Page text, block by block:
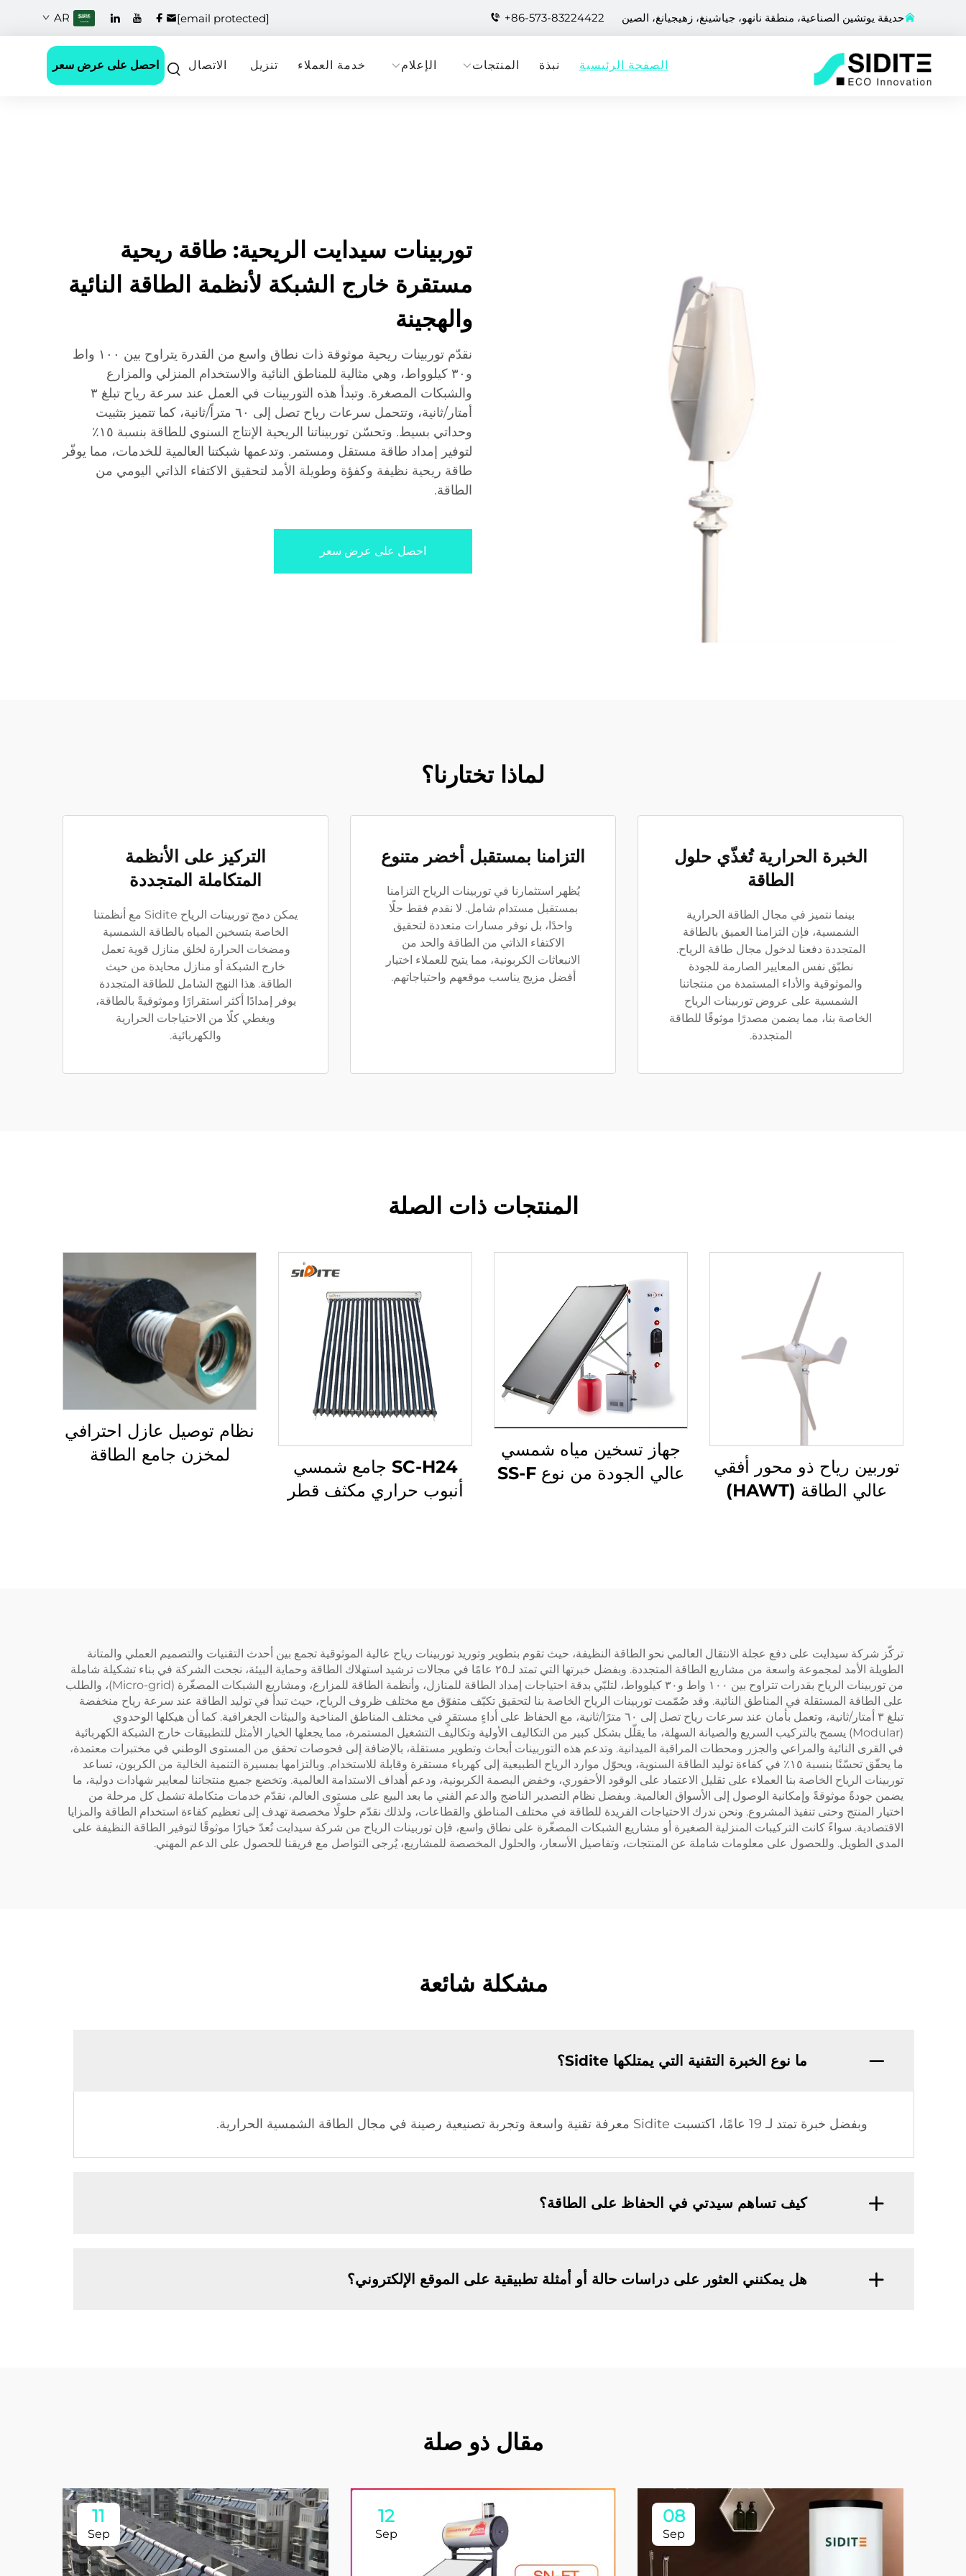
حديقة يوتشين الصناعية، منطقة نانهو، جياشينغ، زهيجيانغ، الصين +86-573-83224422
[email protected]
AR
الصفحة الرئيسية نبذة المنتجات الإعلام خدمة العملاء تنزيل الاتصال احصل على عرض سعر
توربينات سيدايت الريحية: طاقة ريحية
مستقرة خارج الشبكة لأنظمة الطاقة النائية
والهجينة
نقدّم توربينات ريحية موثوقة ذات نطاق واسع من القدرة يتراوح بين ١٠٠ واط
و٣٠ كيلوواط، وهي مثالية للمناطق النائية والاستخدام المنزلي والمزارع
والشبكات المصغرة. وتبدأ هذه التوربينات في العمل عند سرعة رياح تبلغ ٣
أمتار/ثانية، وتتحمل سرعات رياح تصل إلى ٦٠ متراً/ثانية، كما تتميز بتثبيت
وحداتي بسيط. وتحسّن توربيناتنا الريحية الإنتاج السنوي للطاقة بنسبة ١٥٪
لتوفير إمداد طاقة مستقل ومستمر. وتدعمها شبكتنا العالمية للخدمات، مما يوفّر
طاقة ريحية نظيفة وكفؤة وطويلة الأمد لتحقيق الاكتفاء الذاتي اليومي من
الطاقة.
احصل على عرض سعر
لماذا تختارنا؟
الخبرة الحرارية تُغذّي حلول
الطاقة
بينما نتميز في مجال الطاقة الحرارية
الشمسية، فإن التزامنا العميق بالطاقة
المتجددة دفعنا لدخول مجال طاقة الرياح.
نطبّق نفس المعايير الصارمة للجودة
والموثوقية والأداء المستمدة من منتجاتنا
الشمسية على عروض توربينات الرياح
الخاصة بنا، مما يضمن مصدرًا موثوقًا للطاقة
المتجددة.
التزامنا بمستقبل أخضر متنوع
يُظهر استثمارنا في توربينات الرياح التزامنا
بمستقبل مستدام شامل. لا نقدم فقط حلًا
واحدًا، بل نوفر مسارات متعددة لتحقيق
الاكتفاء الذاتي من الطاقة والحد من
الانبعاثات الكربونية، مما يتيح للعملاء اختيار
أفضل مزيج يناسب موقعهم واحتياجاتهم.
التركيز على الأنظمة
المتكاملة المتجددة
يمكن دمج توربينات الرياح Sidite مع أنظمتنا
الخاصة بتسخين المياه بالطاقة الشمسية
ومضخات الحرارة لخلق منازل قوية تعمل
خارج الشبكة أو منازل محايدة من حيث
الطاقة. هذا النهج الشامل للطاقة المتجددة
يوفر إمدادًا أكثر استقرارًا وموثوقيةً بالطاقة،
ويغطي كلًا من الاحتياجات الحرارية
والكهربائية.
المنتجات ذات الصلة
توربين رياح ذو محور أفقي
عالي الطاقة (HAWT)
جهاز تسخين مياه شمسي
عالي الجودة من نوع SS-F
SC-H24 جامع شمسي
أنبوب حراري مكثف قطر
نظام توصيل عازل احترافي
لمخزن جامع الطاقة
تركّز شركة سيدايت على دفع عجلة الانتقال العالمي نحو الطاقة النظيفة، حيث تقوم بتطوير وتوريد توربينات رياح عالية الموثوقية تجمع بين أحدث التقنيات والتصميم العملي والمتانة
الطويلة الأمد لمجموعة واسعة من مشاريع الطاقة المتجددة. وبفضل خبرتها التي تمتد لـ٢٥ عامًا في مجالات ترشيد استهلاك الطاقة وحماية البيئة، نجحت الشركة في بناء تشكيلة شاملة
من توربينات الرياح بقدرات تتراوح بين ١٠٠ واط و٣٠ كيلوواط، لتلبّي بدقة احتياجات إمداد الطاقة للمنازل، وأنظمة الطاقة للمزارع، ومشاريع الشبكات المصغّرة (Micro-grid)، والطلب
على الطاقة المستقلة في المناطق النائية. وقد صُمّمت توربينات الرياح الخاصة بنا لتحقيق تكيّف متفوّق مع مختلف ظروف الرياح، حيث تبدأ في توليد الطاقة عند سرعة رياح منخفضة
تبلغ ٣ أمتار/ثانية، وتعمل بأمان عند سرعات رياح تصل إلى ٦٠ مترًا/ثانية، مع الحفاظ على أداءٍ مستقرٍ في مختلف المناطق المناخية والبيئات الجغرافية. كما أن هيكلها الوحدوي
(Modular) يسمح بالتركيب السريع والصيانة السهلة، ما يقلّل بشكل كبير من التكاليف الأولية وتكاليف التشغيل المستمرة، مما يجعلها الخيار الأمثل للتطبيقات خارج الشبكة الكهربائية
في القرى النائية والمراعي والجزر ومحطات المراقبة الميدانية. وتدعم هذه التوربينات أبحاث وتطوير مستقلة، بالإضافة إلى فحوصات تحقق من المستوى الوطني في مختبرات معتمدة،
ما يحقّق تحسّنًا بنسبة ١٥٪ في كفاءة توليد الطاقة السنوية، ويحوّل موارد الرياح الطبيعية إلى كهرباء مستقرة وقابلة للاستخدام. وبالتزامها بمسيرة التنمية الخالية من الكربون، تساعد
توربينات الرياح الخاصة بنا العملاء على تقليل الاعتماد على الوقود الأحفوري، وخفض البصمة الكربونية، ودعم أهداف الاستدامة العالمية. وتخضع جميع منتجاتنا لمعايير شهادات دولية، ما
يضمن جودةً موثوقةً وإمكانية الوصول إلى الأسواق العالمية. وبفضل نظام التصدير الناضج والدعم الفني ما بعد البيع على مستوى العالم، نقدّم خدمات متكاملة تشمل كل مرحلة من
اختيار المنتج وحتى تنفيذ المشروع. ونحن ندرك الاحتياجات الفريدة للطاقة في مختلف المناطق والقطاعات، ولذلك نقدّم حلولًا مخصصة تهدف إلى تعظيم كفاءة استخدام الطاقة والمزايا
الاقتصادية. سواءً كانت التركيبات المنزلية الصغيرة أو مشاريع الشبكات المصغّرة على نطاق واسع، فإن توربينات الرياح من شركة سيدايت تُعدّ خيارًا موثوقًا لتوفير الطاقة النظيفة على
المدى الطويل. وللحصول على معلومات شاملة عن المنتجات، وتفاصيل الأسعار، والحلول المخصصة للمشاريع، يُرجى التواصل مع فريقنا للحصول على الدعم المهني.
مشكلة شائعة
ما نوع الخبرة التقنية التي يمتلكها Sidite؟
وبفضل خبرة تمتد لـ 19 عامًا، اكتسبت Sidite معرفة تقنية واسعة وتجربة تصنيعية رصينة في مجال الطاقة الشمسية الحرارية.
كيف تساهم سيدتي في الحفاظ على الطاقة؟
هل يمكنني العثور على دراسات حالة أو أمثلة تطبيقية على الموقع الإلكتروني؟
مقال ذو صلة
08
Sep
12
Sep
11
Sep